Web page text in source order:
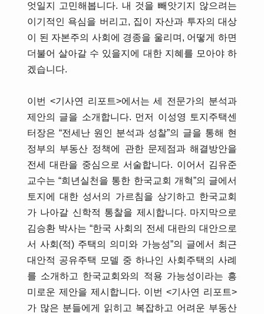
엇일지 고민해봅니다. 내 것을 빼앗기지 않으려는
이기적인 욕심을 버리고, 집이 자산과 투자의 대상
이 된 자본주의 사회에 경종을 울리며, 어떻게 하면
더불어 살아갈 수 있을지에 대한 지혜를 모아야 하
겠습니다.
이번 <기사연 리포트>에서는 세 전문가의 분석과
제안의 글을 소개합니다. 먼저 이성영 토지주택센
터장은 “전세난 원인 분석과 성찰”의 글을 통해 현
정부의 부동산 정책에 관한 문제점과 해결방안을
전세 대란을 중심으로 서술합니다. 이어서 김유준
교수는 “희년실천을 통한 한국교회 개혁”의 글에서
토지에 대한 성서의 가르침을 상기하고 한국교회
가 나아갈 신학적 통찰을 제시합니다. 마지막으로
김승환 박사는 “한국 사회의 전세 대란의 대안으로
서 사회(적) 주택의 의미와 가능성”의 글에서 최근
대안적 공유주택 모델 중 하나인 사회주택의 사례
를 소개하고 한국교회와의 적용 가능성이라는 흥
미로운 제안을 제시합니다. 이번 <기사연 리포트>
가 많은 분들에게 읽히고 복잡하고 어려운 부동산